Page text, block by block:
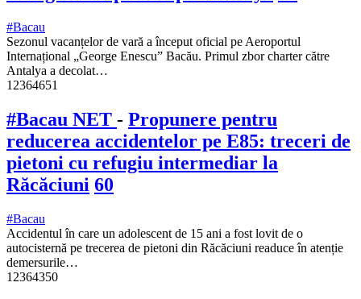
#Bacau
Sezonul vacanțelor de vară a început oficial pe Aeroportul
Internațional „George Enescu” Bacău. Primul zbor charter către
Antalya a decolat…
12364651
#Bacau NET - Propunere pentru
reducerea accidentelor pe E85: treceri de
pietoni cu refugiu intermediar la
Răcăciuni 60
#Bacau
Accidentul în care un adolescent de 15 ani a fost lovit de o
autocisternă pe trecerea de pietoni din Răcăciuni readuce în atenție
demersurile…
12364350